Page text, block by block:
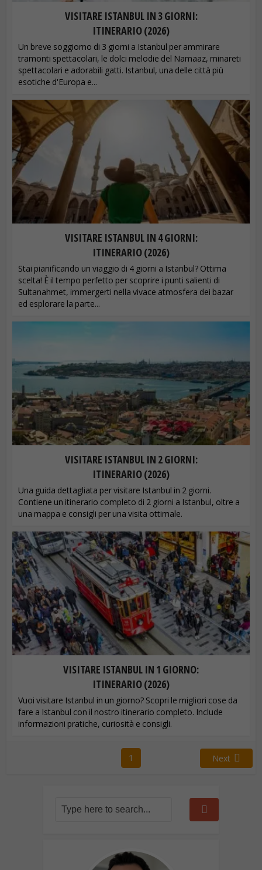
VISITARE ISTANBUL IN 3 GIORNI:
ITINERARIO (2026)
Un breve soggiorno di 3 giorni a Istanbul per ammirare
tramonti spettacolari, le dolci melodie del Namaaz, minareti
spettacolari e adorabili gatti. Istanbul, una delle città più
esotiche d'Europa e...
VISITARE ISTANBUL IN 4 GIORNI:
ITINERARIO (2026)
Stai pianificando un viaggio di 4 giorni a Istanbul? Ottima
scelta! È il tempo perfetto per scoprire i punti salienti di
Sultanahmet, immergerti nella vivace atmosfera dei bazar
ed esplorare la parte...
VISITARE ISTANBUL IN 2 GIORNI:
ITINERARIO (2026)
Una guida dettagliata per visitare Istanbul in 2 giorni.
Contiene un itinerario completo di 2 giorni a Istanbul, oltre a
una mappa e consigli per una visita ottimale.
VISITARE ISTANBUL IN 1 GIORNO:
ITINERARIO (2026)
Vuoi visitare Istanbul in un giorno? Scopri le migliori cose da
fare a Istanbul con il nostro itinerario completo. Include
informazioni pratiche, curiosità e consigli.
1 Next